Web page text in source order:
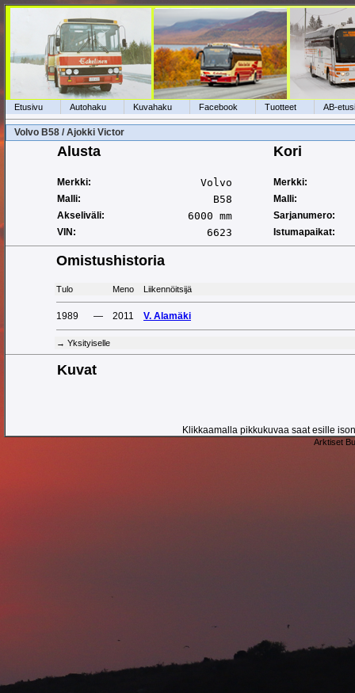
Etusivu Autohaku Kuvahaku Facebook Tuotteet AB-
Volvo B58 / Ajokki Victor
Alusta Kori
Merkki: Volvo
Merkki:
Malli:
B58
Malli:
Akseliväli:
6000 mm
Sarjanumero:
VIN:
6623 Istumapaikat:
Omistushistoria
Tulo Meno Liikennöitsijä
1989 — 2011 V. Alamäki
→ Yksityiselle
Kuvat
Klikkaamalla pikkukuvaa saat esille
Arktiset